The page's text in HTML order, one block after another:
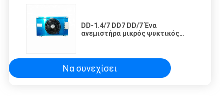
DD-1.4/7 DD7 DD/7 Ένα
ανεμιστήρα μικρός ψυκτικός
μονάδα συμπύκνωσης ψυγεία
αέρας
Να συνεχίσει